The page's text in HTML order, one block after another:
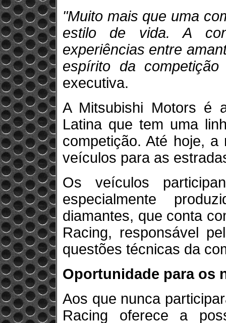
"Muito mais que uma
estilo de vida. A
experiências entre
espírito da
executiva.
A Mitsubishi Motors é
Latina que tem uma
competição. Até hoje,
veículos para as
Os veículos
especialmente
diamantes, que conta
Racing, responsável
questões técnicas da
Oportunidade para os
Aos que nunca
Racing oferece a